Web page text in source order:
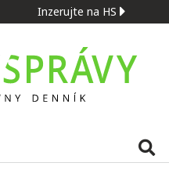
Inzerujte na HS